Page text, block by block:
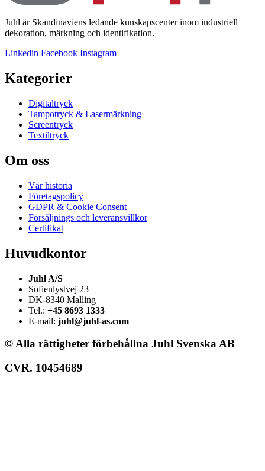
Juhl är Skandinaviens ledande kunskapscenter inom industriell
dekoration, märkning och identifikation.
Linkedin Facebook Instagram
Kategorier
Digitaltryck
Tampotryck & Lasermärkning
Screentryck
Textiltryck
Om oss
Vår historia
Företagspolicy
GDPR & Cookie Consent
Försäljnings och leveransvillkor
Certifikat
Huvudkontor
Juhl A/S
Sofienlystvej 23
DK-8340 Malling
Tel.: +45 8693 1333
E-mail: juhl@juhl-as.com
© Alla rättigheter förbehållna Juhl Svenska AB
CVR. 10454689